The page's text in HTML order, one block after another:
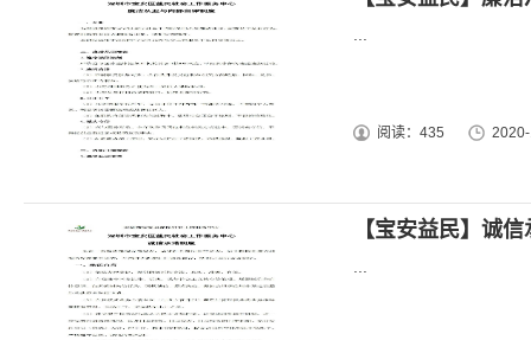
阅读：435
【宝安益民】诚